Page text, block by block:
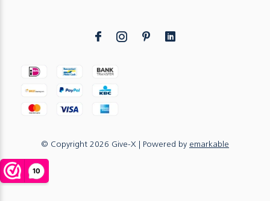
© Copyright 2026 Give-X | Powered by emarkable